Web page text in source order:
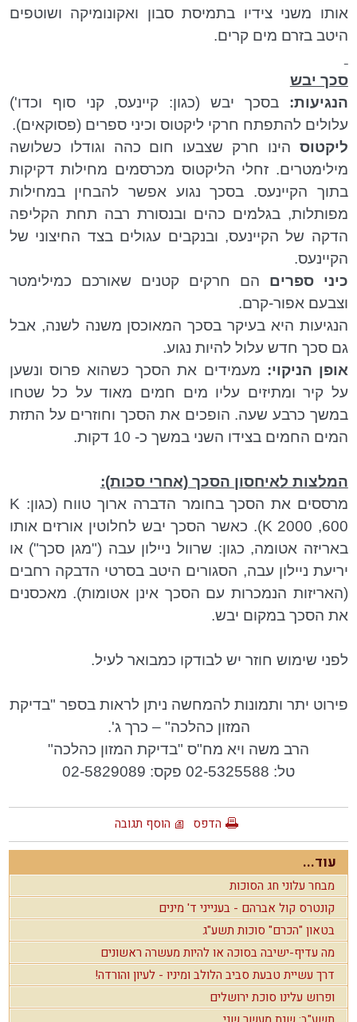
אותו משני צידיו בתמיסת סבון ואקונומיקה ושוטפים
היטב בזרם מים קרים.
סכך יבש
הנגיעות: בסכך יבש (כגון: קיינעס, קני סוף וכדו')
עלולים להתפתח חרקי ליקטוס וכיני ספרים (פסוקאים).
ליקטוס הינו חרק שצבעו חום כהה וגודלו כשלושה
מילימטרים. זחלי הליקטוס מכרסמים מחילות דקיקות
בתוך הקיינעס. בסכך נגוע אפשר להבחין במחילות
מפותלות, בגלמים כהים ובנסורת רבה תחת הקליפה
הדקה של הקיינעס, ובנקבים עגולים בצד החיצוני של
הקיינעס.
כיני ספרים הם חרקים קטנים שאורכם כמילימטר
וצבעם אפור-קרם.
הנגיעות היא בעיקר בסכך המאוכסן משנה לשנה, אבל
גם סכך חדש עלול להיות נגוע.
אופן הניקוי: מעמידים את הסכך כשהוא פרוס ונשען
על קיר ומתיזים עליו מים חמים מאוד על כל שטחו
במשך כרבע שעה. הופכים את הסכך וחוזרים על התזת
המים החמים בצידו השני במשך כ- 10 דקות.
המלצות לאיחסון הסכך (אחרי סכות):
מרססים את הסכך בחומר הדברה ארוך טווח (כגון: K
600
, 2000
K). כאשר הסכך יבש לחלוטין אורזים אותו
באריזה אטומה, כגון: שרוול ניילון עבה ("מגן סכך") או
יריעת ניילון עבה, הסגורים היטב בסרטי הדבקה רחבים
(האריזות הנמכרות עם הסכך אינן אטומות). מאכסנים
את הסכך במקום יבש.
לפני שימוש חוזר יש לבודקו כמבואר לעיל.
פירוט יתר ותמונות להמחשה ניתן לראות בספר "בדיקת
המזון כהלכה" – כרך ג'.
הרב משה ויא מח"ס "בדיקת המזון כהלכה"
טל: 02-5325588 פקס: 02-5829089
הדפס הוסף תגובה
עוד...
מבחר עלוני חג הסוכות
קונטרס קול אברהם - בענייני ד' מינים
בטאון "הכרם" סוכות תשע"ג
מה עדיף-ישיבה בסוכה או להיות מעשרה ראשונים
דרך עשיית טבעת סביב הלולב ומיניו - לעיון והורדה!
ופרוש עלינו סוכת ירושלים